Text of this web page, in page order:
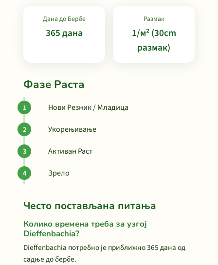
Дана до Бербе
365 дана
Размак
1/м² (30cm
размак)
Фазе Раста
Нови Резник / Младица
Укорењивање
Активан Раст
Зрело
Често постављана питања
Колико времена треба за узгој
Dieffenbachia?
Dieffenbachia потребно је приближно 365 дана од
садње до бербе.